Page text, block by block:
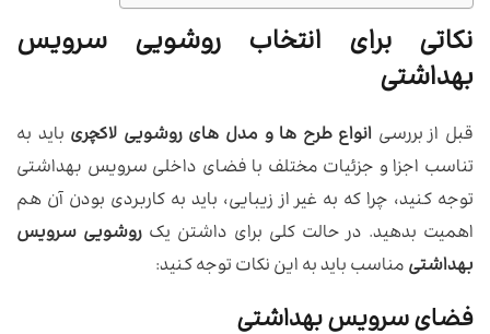
نکاتی برای انتخاب روشویی سرویس
بهداشتی
قبل از بررسی انواع طرح ها و مدل های روشویی لاکچری باید به
تناسب اجزا و جزئیات مختلف با فضای داخلی سرویس بهداشتی
توجه کنید، چرا که به غیر از زیبایی، باید به کاربردی بودن آن هم
اهمیت بدهید. در حالت کلی برای داشتن یک روشویی سرویس
بهداشتیمناسب باید به این نکات توجه کنید:
فضای سرویس بهداشتی